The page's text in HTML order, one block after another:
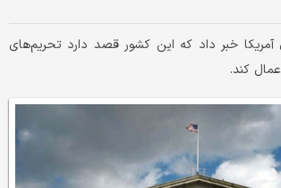
آمریکا خبر داد که این کشور قصد دارد تحریم‌های
کند.